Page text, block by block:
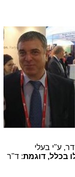
ע"י בעלי
בכלל, דוגמת: ד"ר